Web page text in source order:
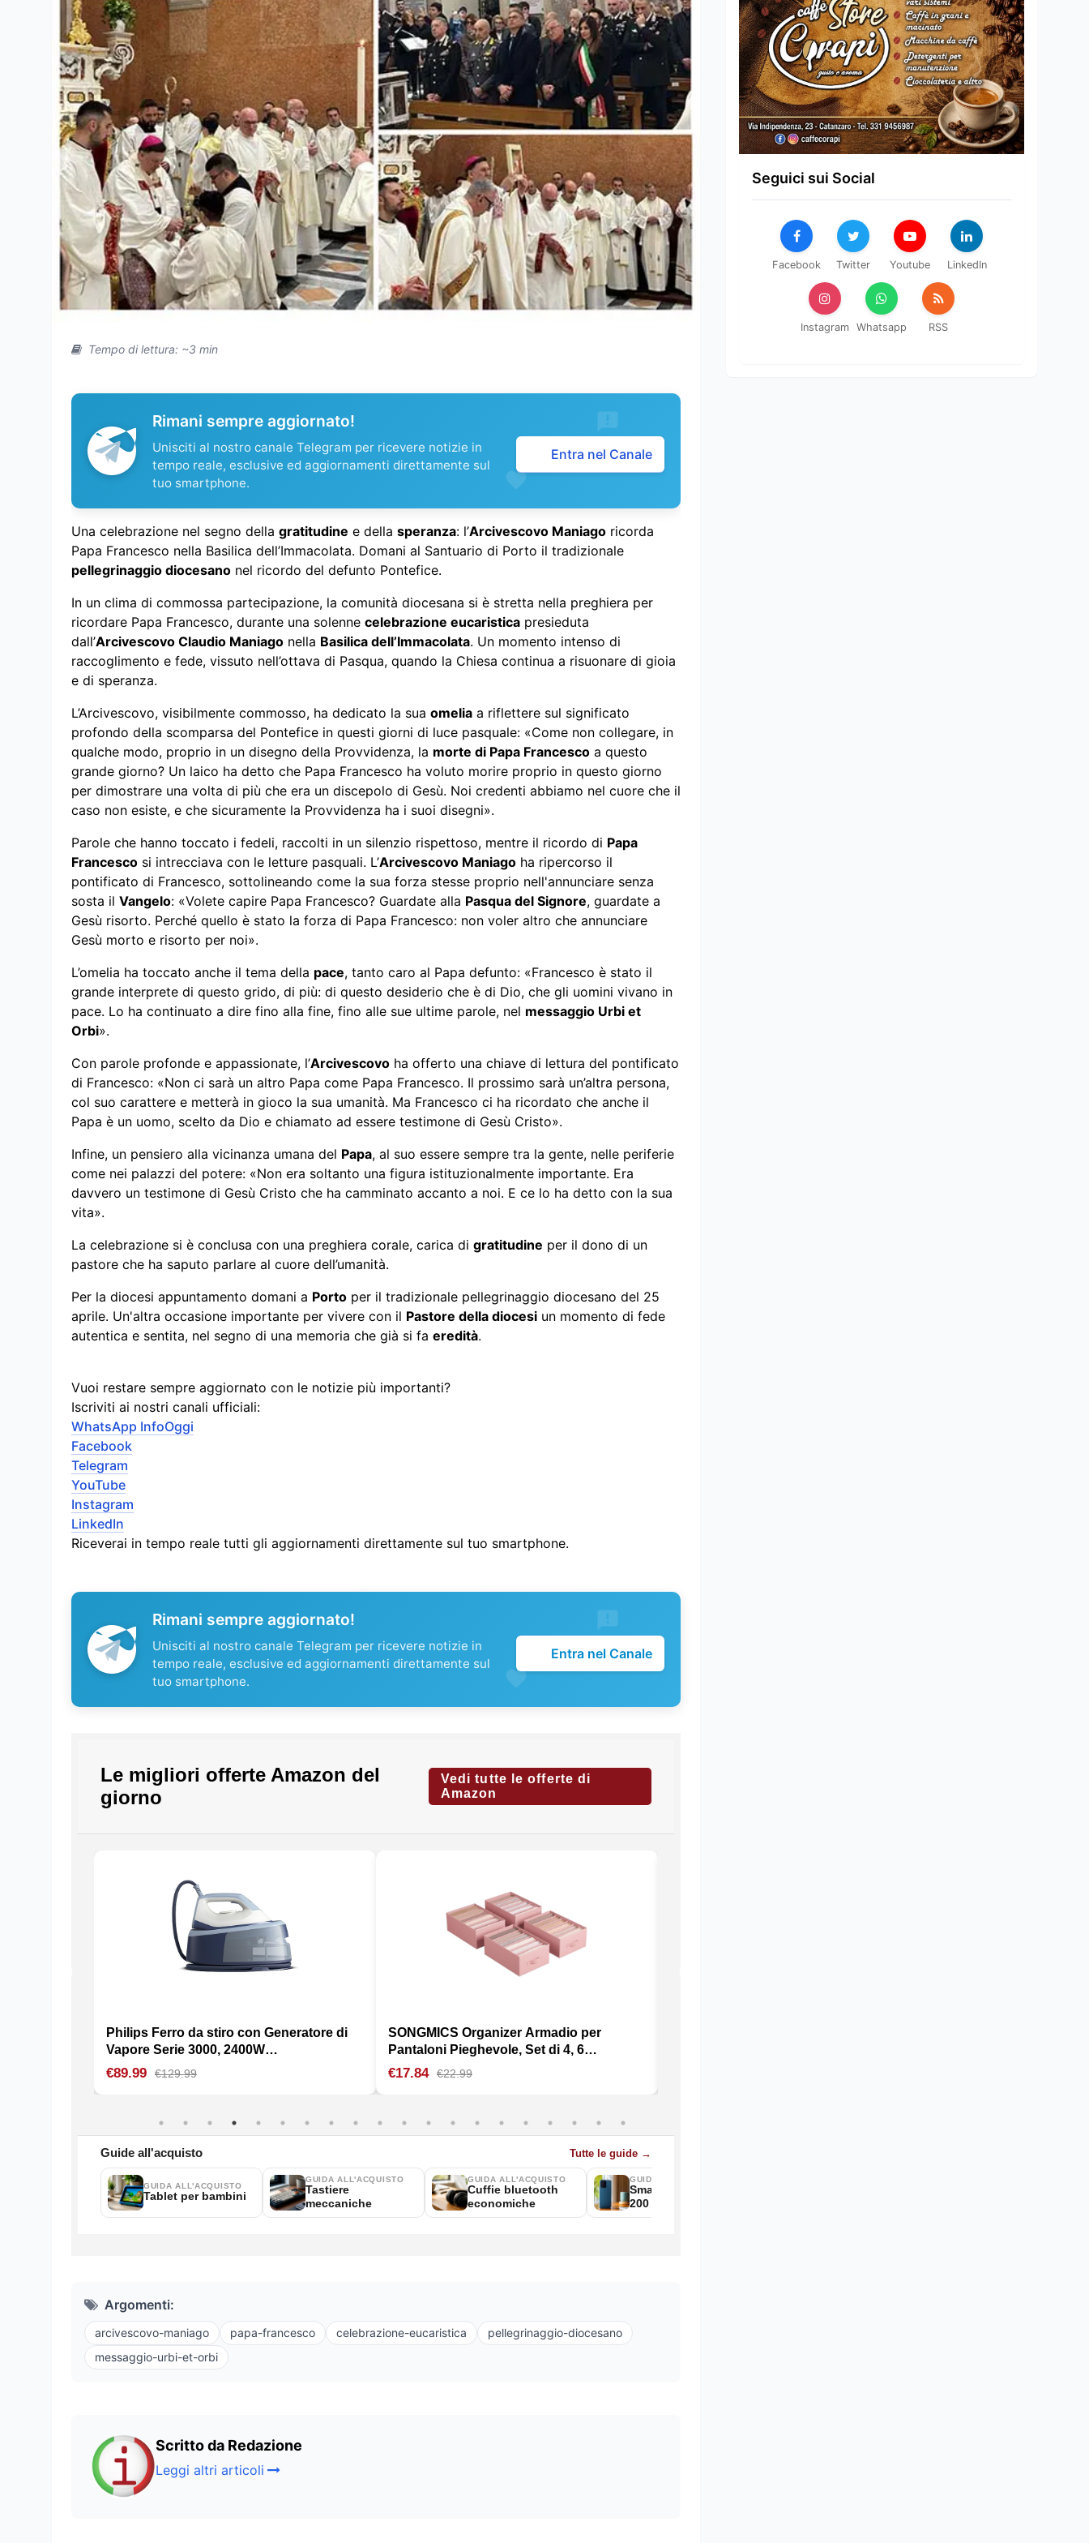
Tempo di lettura: ~3 min
Rimani sempre aggiornato!
Unisciti al nostro canale Telegram per ricevere notizie in
tempo reale, esclusive ed aggiornamenti direttamente sul
tuo smartphone.
Entra nel Canale
Una celebrazione nel segno della gratitudine e della speranza: l’Arcivescovo Maniago ricorda
Papa Francesco nella Basilica dell’Immacolata. Domani al Santuario di Porto il tradizionale
pellegrinaggio diocesano nel ricordo del defunto Pontefice.
In un clima di commossa partecipazione, la comunità diocesana si è stretta nella preghiera per
ricordare Papa Francesco, durante una solenne celebrazione eucaristica presieduta
dall’Arcivescovo Claudio Maniago nella Basilica dell’Immacolata. Un momento intenso di
raccoglimento e fede, vissuto nell’ottava di Pasqua, quando la Chiesa continua a risuonare di gioia
e di speranza.
L’Arcivescovo, visibilmente commosso, ha dedicato la sua omelia a riflettere sul significato
profondo della scomparsa del Pontefice in questi giorni di luce pasquale: «Come non collegare, in
qualche modo, proprio in un disegno della Provvidenza, la morte di Papa Francesco a questo
grande giorno? Un laico ha detto che Papa Francesco ha voluto morire proprio in questo giorno
per dimostrare una volta di più che era un discepolo di Gesù. Noi credenti abbiamo nel cuore che il
caso non esiste, e che sicuramente la Provvidenza ha i suoi disegni».
Parole che hanno toccato i fedeli, raccolti in un silenzio rispettoso, mentre il ricordo di Papa
Francesco si intrecciava con le letture pasquali. L’Arcivescovo Maniago ha ripercorso il
pontificato di Francesco, sottolineando come la sua forza stesse proprio nell'annunciare senza
sosta il Vangelo: «Volete capire Papa Francesco? Guardate alla Pasqua del Signore, guardate a
Gesù risorto. Perché quello è stato la forza di Papa Francesco: non voler altro che annunciare
Gesù morto e risorto per noi».
L’omelia ha toccato anche il tema della pace, tanto caro al Papa defunto: «Francesco è stato il
grande interprete di questo grido, di più: di questo desiderio che è di Dio, che gli uomini vivano in
pace. Lo ha continuato a dire fino alla fine, fino alle sue ultime parole, nel messaggio Urbi et
Orbi».
Con parole profonde e appassionate, l’Arcivescovo ha offerto una chiave di lettura del pontificato
di Francesco: «Non ci sarà un altro Papa come Papa Francesco. Il prossimo sarà un’altra persona,
col suo carattere e metterà in gioco la sua umanità. Ma Francesco ci ha ricordato che anche il
Papa è un uomo, scelto da Dio e chiamato ad essere testimone di Gesù Cristo».
Infine, un pensiero alla vicinanza umana del Papa, al suo essere sempre tra la gente, nelle periferie
come nei palazzi del potere: «Non era soltanto una figura istituzionalmente importante. Era
davvero un testimone di Gesù Cristo che ha camminato accanto a noi. E ce lo ha detto con la sua
vita».
La celebrazione si è conclusa con una preghiera corale, carica di gratitudine per il dono di un
pastore che ha saputo parlare al cuore dell’umanità.
Per la diocesi appuntamento domani a Porto per il tradizionale pellegrinaggio diocesano del 25
aprile. Un'altra occasione importante per vivere con il Pastore della diocesi un momento di fede
autentica e sentita, nel segno di una memoria che già si fa eredità.
Vuoi restare sempre aggiornato con le notizie più importanti?
Iscriviti ai nostri canali ufficiali:
WhatsApp InfoOggi
Facebook
Telegram
YouTube
Instagram
LinkedIn
Riceverai in tempo reale tutti gli aggiornamenti direttamente sul tuo smartphone.
Rimani sempre aggiornato!
Unisciti al nostro canale Telegram per ricevere notizie in
tempo reale, esclusive ed aggiornamenti direttamente sul
tuo smartphone.
Entra nel Canale
Argomenti:
arcivescovo-maniago papa-francesco celebrazione-eucaristica
pellegrinaggio-diocesano
messaggio-urbi-et-orbi
Scritto da Redazione
Leggi altri articoli
Seguici sui Social
Facebook Twitter Youtube LinkedIn
Instagram Whatsapp RSS